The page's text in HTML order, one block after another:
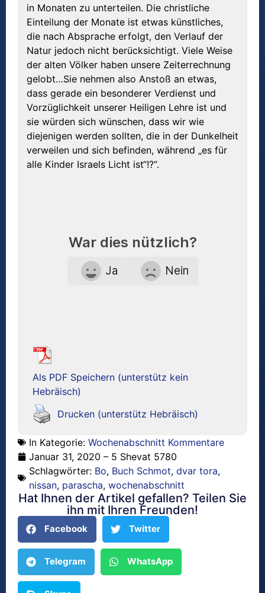
in Monaten zu unterteilen. Die christliche
Einteilung der Monate ist etwas künstliches,
die nach Absprache erfolgt, den Verlauf der
Natur jedoch nicht berücksichtigt. Viele Weise
der alten Völker haben unsere Zeiterrechnung
gelobt…Sie nehmen also Anstoß an etwas,
dass gerade ein besonderer Verdienst und
Vorzüglichkeit unserer Heiligen Lehre ist und
sie würden sich wünschen, dass wir wie
diejenigen werden sollten, die in der Dunkelheit
verweilen und sich befinden, während „es für
alle Kinder Israels Licht ist“!?“.
War dies nützlich?
Ja Nein
Als PDF Speichern (unterstütz kein
Hebräisch)
Drucken (unterstütz Hebräisch)
In Kategorie: Wochenabschnitt Kommentare
Januar 31, 2020 – 5 Shevat 5780
Schlagwörter: Bo, Buch Schmot, dvar tora,
nissan, parascha, wochenabschnitt
Hat Ihnen der Artikel gefallen? Teilen Sie
ihn mit Ihren Freunden!
Facebook Twitter
Telegram WhatsApp